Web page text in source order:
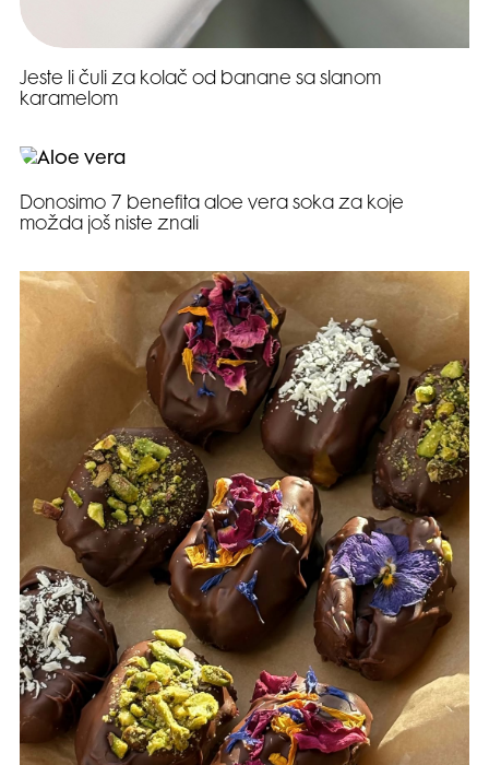
Jeste li čuli za kolač od banane sa slanom
karamelom
Donosimo 7 benefita aloe vera soka za koje
možda još niste znali